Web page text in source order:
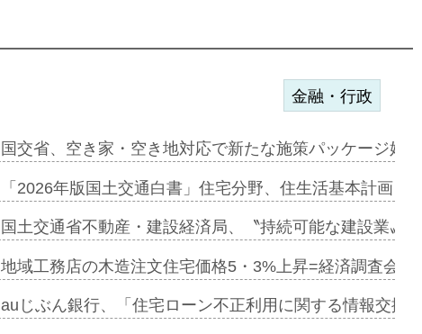
ポンサー契約…
に起用…
ファミーレキ…
内にも城南エ…
融合型の賃…
金融・行政
国交省、空き家・空き地対応で新たな施策パッケージ始
「2026年版国土交通白書」住宅分野、住生活基本計画
国土交通省不動産・建設経済局、〝持続可能な建設業〟
地域工務店の木造注文住宅価格5・3%上昇=経済調査会
auじぶん銀行、「住宅ローン不正利用に関する情報交換